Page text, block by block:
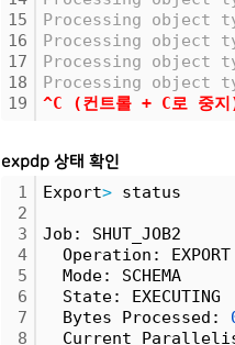
15
16
17
18
19
Processing object type
Processing object type
Processing object type
Processing object
^C (컨트롤 + C로 중
expdp 상태 확인
1
2
3
4
5
6
7
8
Export> status
Job: SHUT_JOB2
Mode:
State:
Bytes Processed:
Current